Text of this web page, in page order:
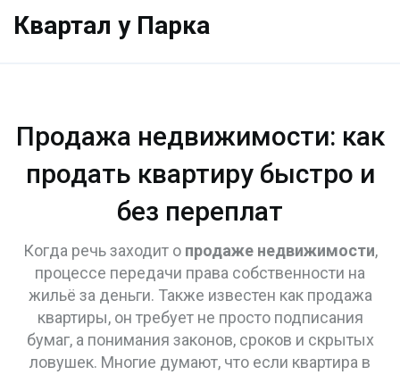
Квартал у Парка
Продажа недвижимости: как
продать квартиру быстро и
без переплат
Когда речь заходит о продаже недвижимости,
процессе передачи права собственности на
жильё за деньги. Также известен как продажа
квартиры, он требует не просто подписания
бумаг, а понимания законов, сроков и скрытых
ловушек. Многие думают, что если квартира в